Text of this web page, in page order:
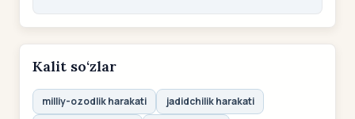
Kalit so‘zlar
milliy-ozodlik harakati
jadidchilik harakati